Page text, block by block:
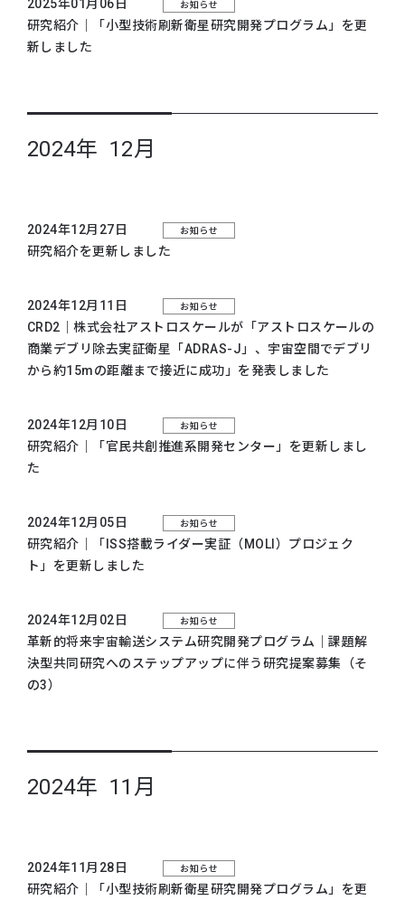
2025年01月06日 お知らせ
研究紹介｜「小型技術刷新衛星研究開発プログラム」を更
新しました
2024年 12月
2024年12月27日 お知らせ
研究紹介を更新しました
2024年12月11日 お知らせ
CRD2｜株式会社アストロスケールが「アストロスケールの
商業デブリ除去実証衛星「ADRAS-J」、宇宙空間でデブリ
から約15mの距離まで接近に成功」を発表しました
2024年12月10日 お知らせ
研究紹介｜「官民共創推進系開発センター」を更新しまし
た
2024年12月05日 お知らせ
研究紹介｜「ISS搭載ライダー実証（MOLI）プロジェク
ト」を更新しました
2024年12月02日 お知らせ
革新的将来宇宙輸送システム研究開発プログラム｜課題解
決型共同研究へのステップアップに伴う研究提案募集（そ
の3）
2024年 11月
2024年11月28日 お知らせ
研究紹介｜「小型技術刷新衛星研究開発プログラム」を更